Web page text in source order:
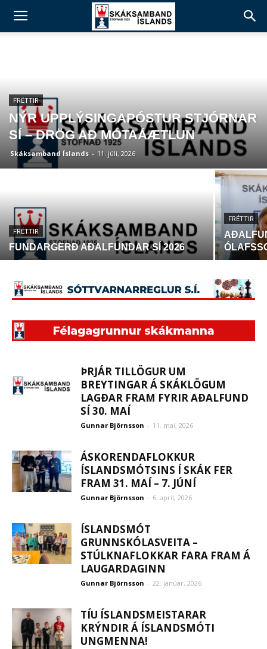
FRÉTTIR
NÝR UPPLÝSINGAPÓSTUR STJÓRNAR
SÍ – DRÖG AÐ MÓTAÁÆTLUN
Skáksamband Íslands - 11. júlí, 2026
FRÉTTIR
FUNDARGERÐ AÐALFUNDAR SÍ 2026
FRÉTTIR
ÞRJÁR TILLÖGUR UM
BREYTINGAR Á SKÁKLÖGUM
LAGÐAR FRAM FYRIR AÐALFUND
SÍ 30. MAÍ
Gunnar Björnsson - 11. maí, 2026
ÁSKORENDAFLOKKUR
ÍSLANDSMÓTSINS Í SKÁK FER
FRAM 31. MAÍ – 7. JÚNÍ
Gunnar Björnsson - 6. apríl, 2026
ÍSLANDSMÓT
GRUNNSKÓLASVEITA –
STÚLKNAFLOKKAR FARA FRAM Á
LAUGARDAGINN
Gunnar Björnsson - 22. janúar, 2026
TÍU ÍSLANDSMEISTARAR
KRÝNDIR Á ÍSLANDSMÓTI
UNGMENNA!